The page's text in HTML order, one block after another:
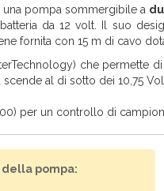
una pompa sommergibile a
da 12 volt. Il suo
fornita con 15 m di cavo
che permette
al di sotto dei 10,75
per un controllo di
della pompa: